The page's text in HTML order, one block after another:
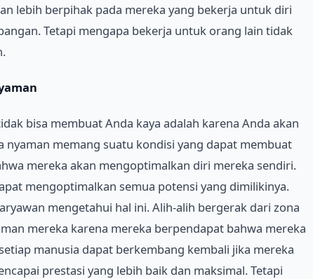
lebih berpihak pada mereka yang bekerja untuk diri
Tetapi mengapa bekerja untuk orang lain tidak
bisa membuat Anda kaya adalah karena Anda akan
nyaman memang suatu kondisi yang dapat membuat
mereka akan mengoptimalkan diri mereka sendiri.
mengoptimalkan semua potensi yang dimilikinya.
mengetahui hal ini. Alih-alih bergerak dari zona
mereka karena mereka berpendapat bahwa mereka
manusia dapat berkembang kembali jika mereka
prestasi yang lebih baik dan maksimal. Tetapi